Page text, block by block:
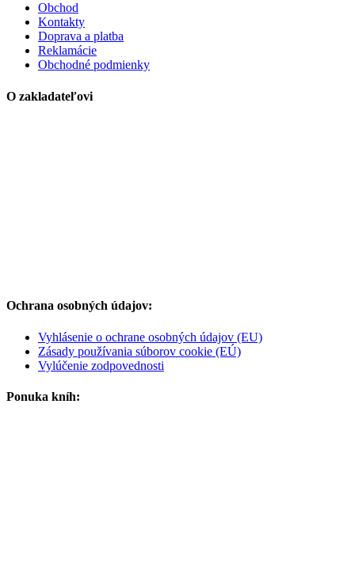
Obchod
Kontakty
Doprava a platba
Reklamácie
Obchodné podmienky
O zakladateľovi
Ochrana osobných údajov:
Vyhlásenie o ochrane osobných údajov (EU)
Zásady používania súborov cookie (EÚ)
Vylúčenie zodpovednosti
Ponuka kníh: